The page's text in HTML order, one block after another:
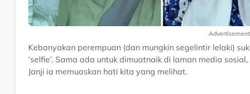
Advertisement
Kebanyakan perempuan (dan mungkin segelintir lelaki)
‘selfie’. Sama ada untuk dimuatnaik di laman media
Janji ia memuaskan hati kita yang melihat.